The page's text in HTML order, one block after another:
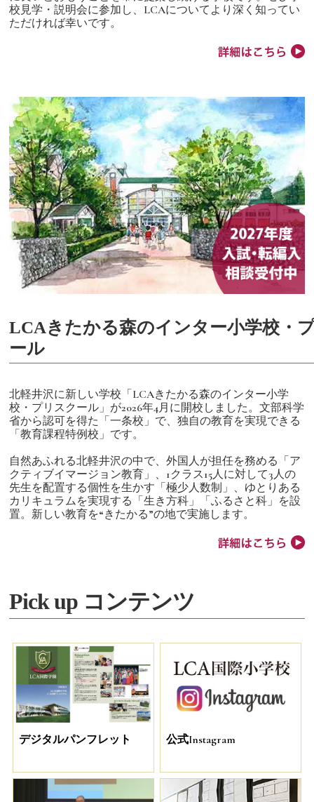
校見学・説明会に参加し、LCAについてより深く知ってい
ただければ幸いです。
LCAきたかる森のインター小学校・
ール
北軽井沢に新しい学校「LCAきたかる森のインター小学
校・プリスクール」が2026年4月に開校しました。文部科学
省から認可を得た「一条校」で、独自の教育を実現できる
「教育課程特例校」です。
自然あふれる北軽井沢の中で、外国人が担任を務める「ア
クティブイマージョン教育」、1クラス15人に対して3人の
先生を配置する個性を生かす「極少人数制」、ゆとりある
カリキュラムを実現する「生き方科」「ふるさと科」を設
置。新しい教育を“きたかる”の地で実施します。
Pick up コンテンツ
デジタルパンフレット 公式Instagram